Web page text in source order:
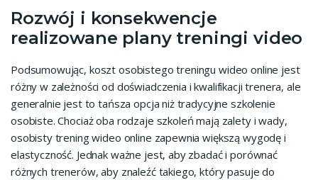
Rozwój i konsekwencje
realizowane plany treningi video
Podsumowując, koszt osobistego treningu wideo online jest
różny w zależności od doświadczenia i kwalifikacji trenera, ale
generalnie jest to tańsza opcja niż tradycyjne szkolenie
osobiste. Chociaż oba rodzaje szkoleń mają zalety i wady,
osobisty trening wideo online zapewnia większą wygodę i
elastyczność. Jednak ważne jest, aby zbadać i porównać
różnych trenerów, aby znaleźć takiego, który pasuje do